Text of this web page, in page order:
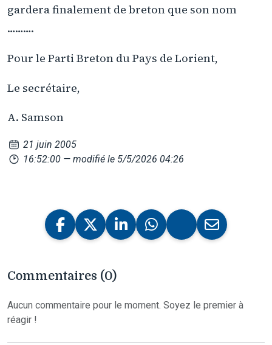
gardera finalement de breton que son nom
……….
Pour le Parti Breton du Pays de Lorient,
Le secrétaire,
A. Samson
21 juin 2005
16:52:00 — modifié le 5/5/2026 04:26
Commentaires (0)
Aucun commentaire pour le moment. Soyez le premier à
réagir !